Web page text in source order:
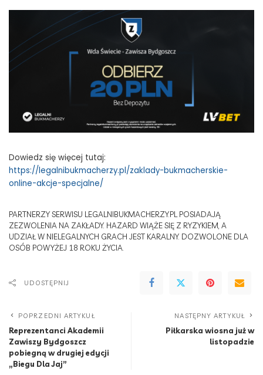
Dowiedz się więcej tutaj:
https://legalnibukmacherzy.pl/zaklady-bukmacherskie-
online-akcje-specjalne/
PARTNERZY SERWISU LEGALNIBUKMACHERZY.PL POSIADAJĄ
ZEZWOLENIA NA ZAKŁADY. HAZARD WIĄŻE SIĘ Z RYZYKIEM, A
UDZIAŁ W NIELEGALNYCH GRACH JEST KARALNY. DOZWOLONE DLA
OSÓB POWYŻEJ 18 ROKU ŻYCIA.
UDOSTĘPNIJ
POPRZEDNI ARTYKUŁ
Reprezentanci Akademii
Zawiszy Bydgoszcz
pobiegną w drugiej edycji
„Biegu Dla Jaj”
NASTĘPNY ARTYKUŁ
Piłkarska wiosna już w
listopadzie